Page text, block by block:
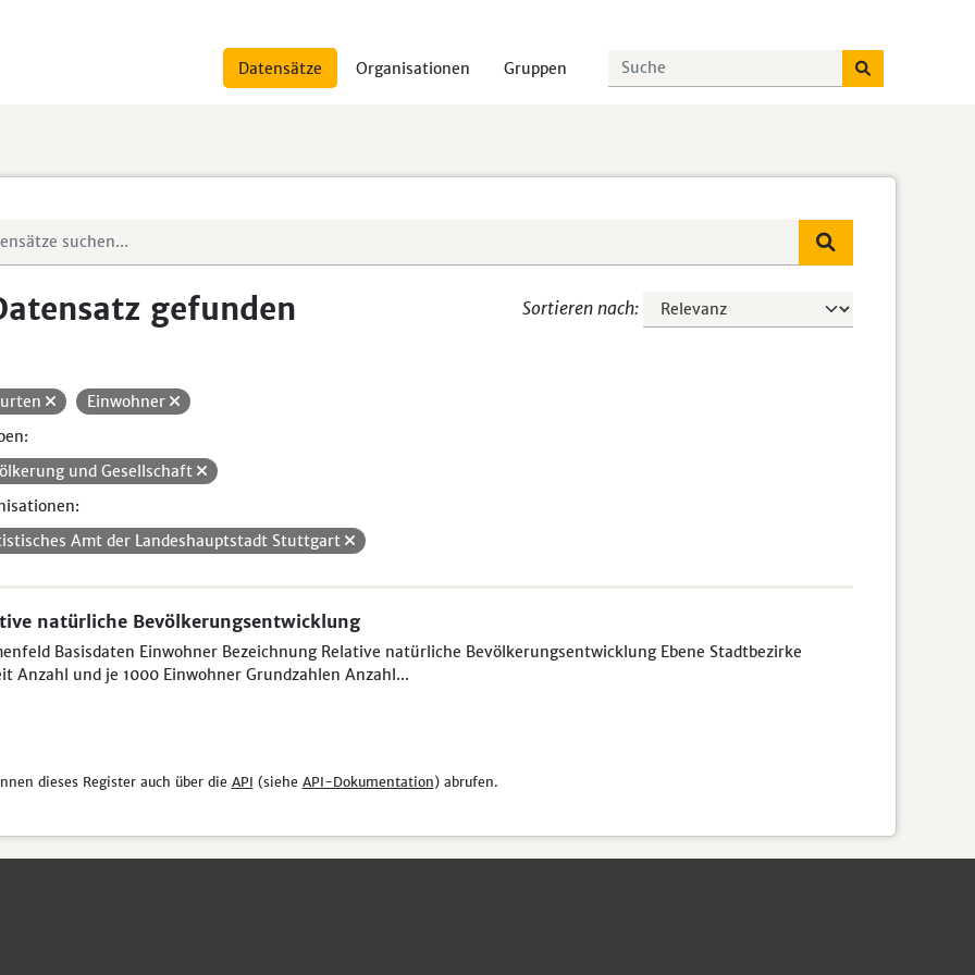
Datensätze Organisationen Gruppen
Sortieren nach
gefunden
Einwohner
und Gesellschaft
Amt der Landeshauptstadt Stuttgart
natürliche Bevölkerungsentwicklung
Basisdaten Einwohner Bezeichnung Relative natürliche Bevölkerungsentwicklung Ebene Stadtbezirke
Anzahl und je 1000 Einwohner Grundzahlen Anzahl...
dieses Register auch über die API (siehe API-Dokumentation) abrufen.